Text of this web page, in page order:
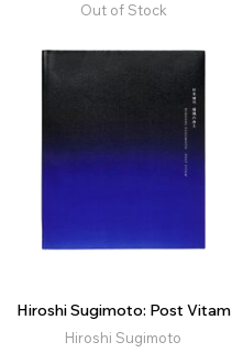
Out of Stock
Hiroshi Sugimoto: Post Vitam
Hiroshi Sugimoto